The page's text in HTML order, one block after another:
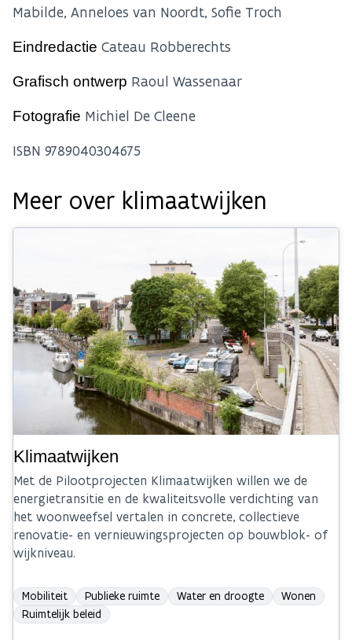
Mabilde, Anneloes van Noordt, Sofie Troch
Eindredactie Cateau Robberechts
Grafisch ontwerp Raoul Wassenaar
Fotografie Michiel De Cleene
ISBN 9789040304675
Meer over klimaatwijken
Klimaatwijken
Met de Pilootprojecten Klimaatwijken willen we de
energietransitie en de kwaliteitsvolle verdichting van
het woonweefsel vertalen in concrete, collectieve
renovatie- en vernieuwingsprojecten op bouwblok- of
wijkniveau.
Mobiliteit Publieke ruimte Water en droogte
Wonen
Ruimtelijk beleid